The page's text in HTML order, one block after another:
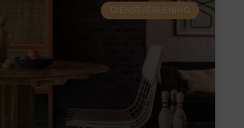
DIENSTVERLENING